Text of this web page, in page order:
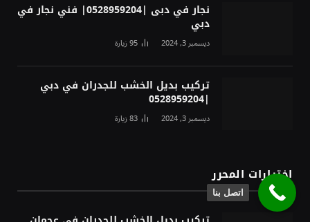
نجار في دبى |0528959204| فني نجار في
دبي
ديسمبر 3, 2024 95زيارة
تركيب بديل الخشب للجدران في دبي
|0528959204
ديسمبر 3, 2024 83زيارة
اختيارات المحرر
اتصل بنا